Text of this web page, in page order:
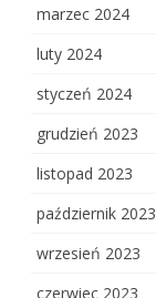
marzec 2024
luty 2024
styczeń 2024
grudzień 2023
listopad 2023
październik 2023
wrzesień 2023
czerwiec 2023